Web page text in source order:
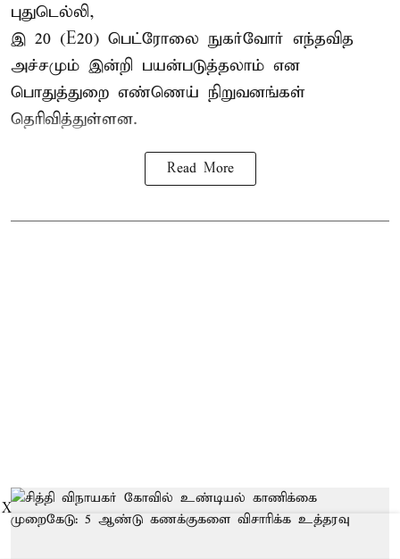
புதுடெல்லி,
இ 20 (E20) பெட்ரோலை நுகர்வோர் எந்தவித
அச்சமும் இன்றி பயன்படுத்தலாம் என
பொதுத்துறை எண்ணெய் நிறுவனங்கள்
தெரிவித்துள்ளன.
Read More
X